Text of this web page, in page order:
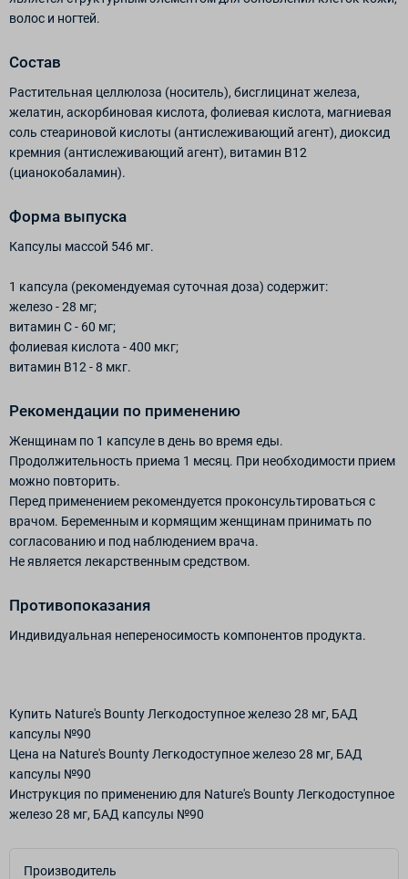
волос и ногтей.
Состав
Растительная целлюлоза (носитель), бисглицинат железа,
желатин, аскорбиновая кислота, фолиевая кислота, магниевая
соль стеариновой кислоты (антислеживающий агент), диоксид
кремния (антислеживающий агент), витамин В12
(цианокобаламин).
Форма выпуска
Капсулы массой 546 мг.
1 капсула (рекомендуемая суточная доза) содержит:
железо - 28 мг;
витамин С - 60 мг;
фолиевая кислота - 400 мкг;
витамин В12 - 8 мкг.
Рекомендации по применению
Женщинам по 1 капсуле в день во время еды.
Продолжительность приема 1 месяц. При необходимости прием
можно повторить.
Перед применением рекомендуется проконсультироваться с
врачом. Беременным и кормящим женщинам принимать по
согласованию и под наблюдением врача.
Не является лекарственным средством.
Противопоказания
Индивидуальная непереносимость компонентов продукта.
Купить Nature's Bounty Легкодоступное железо 28 мг, БАД
капсулы №90
Цена на Nature's Bounty Легкодоступное железо 28 мг, БАД
капсулы №90
Инструкция по применению для Nature's Bounty Легкодоступное
железо 28 мг, БАД капсулы №90
Производитель